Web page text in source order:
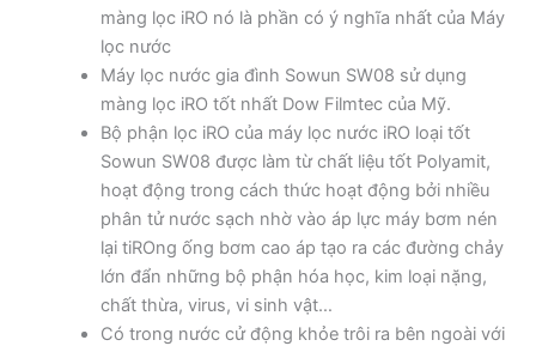
màng lọc iRO nó là phần có ý nghĩa nhất của Máy
lọc nước
Máy lọc nước gia đình Sowun SW08 sử dụng
màng lọc iRO tốt nhất Dow Filmtec của Mỹ.
Bộ phận lọc iRO của máy lọc nước iRO loại tốt
Sowun SW08 được làm từ chất liệu tốt Polyamit,
hoạt động trong cách thức hoạt động bởi nhiều
phân tử nước sạch nhờ vào áp lực máy bơm nén
lại tiROng ống bơm cao áp tạo ra các đường chảy
lớn đẩn những bộ phận hóa học, kim loại nặng,
chất thừa, virus, vi sinh vật…
Có trong nước cử động khỏe trôi ra bên ngoài với